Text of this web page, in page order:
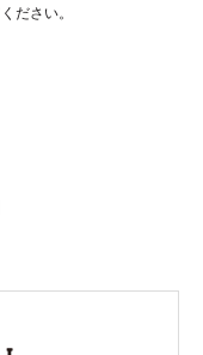
ださい。